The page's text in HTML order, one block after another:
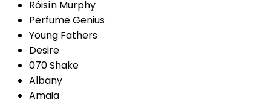
Róisín Murphy
Perfume Genius
Young Fathers
Desire
070 Shake
Albany
Amaia